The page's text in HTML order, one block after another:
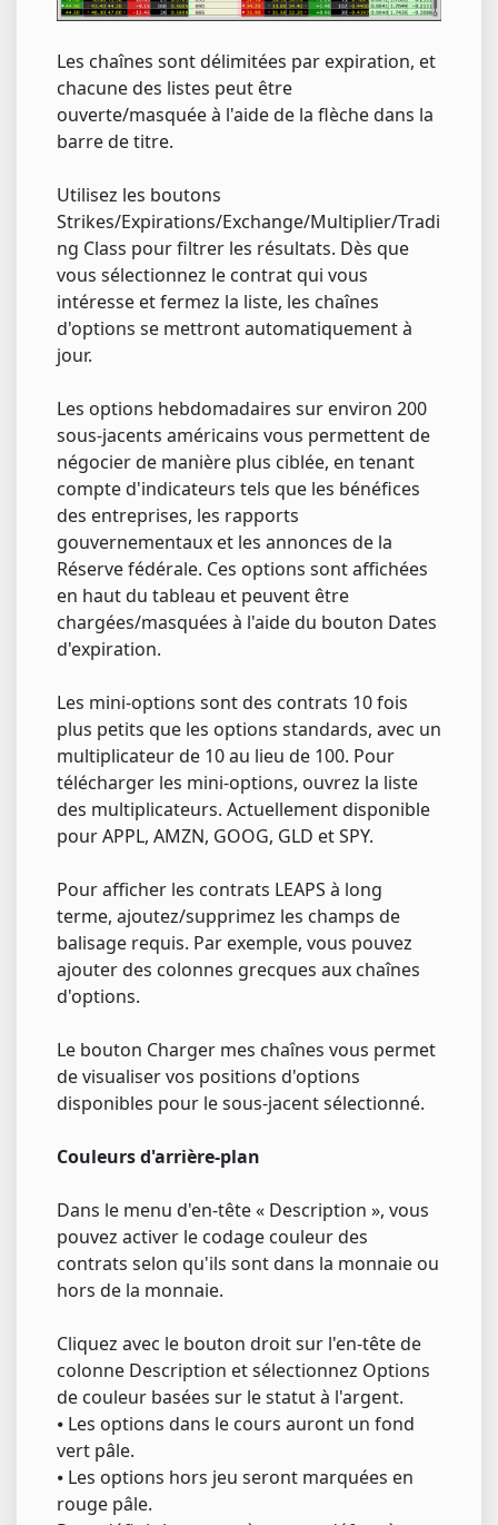
Les chaînes sont délimitées par expiration, et
chacune des listes peut être
ouverte/masquée à l'aide de la flèche dans la
barre de titre.
Utilisez les boutons
Strikes/Expirations/Exchange/Multiplier/Tradi
ng Class pour filtrer les résultats. Dès que
vous sélectionnez le contrat qui vous
intéresse et fermez la liste, les chaînes
d'options se mettront automatiquement à
jour.
Les options hebdomadaires sur environ 200
sous-jacents américains vous permettent de
négocier de manière plus ciblée, en tenant
compte d'indicateurs tels que les bénéfices
des entreprises, les rapports
gouvernementaux et les annonces de la
Réserve fédérale. Ces options sont affichées
en haut du tableau et peuvent être
chargées/masquées à l'aide du bouton Dates
d'expiration.
Les mini-options sont des contrats 10 fois
plus petits que les options standards, avec un
multiplicateur de 10 au lieu de 100. Pour
télécharger les mini-options, ouvrez la liste
des multiplicateurs. Actuellement disponible
pour APPL, AMZN, GOOG, GLD et SPY.
Pour afficher les contrats LEAPS à long
terme, ajoutez/supprimez les champs de
balisage requis. Par exemple, vous pouvez
ajouter des colonnes grecques aux chaînes
d'options.
Le bouton Charger mes chaînes vous permet
de visualiser vos positions d'options
disponibles pour le sous-jacent sélectionné.
Couleurs d'arrière-plan
Dans le menu d'en-tête « Description », vous
pouvez activer le codage couleur des
contrats selon qu'ils sont dans la monnaie ou
hors de la monnaie.
Cliquez avec le bouton droit sur l'en-tête de
colonne Description et sélectionnez Options
de couleur basées sur le statut à l'argent.
⦁ Les options dans le cours auront un fond
vert pâle.
⦁ Les options hors jeu seront marquées en
rouge pâle.